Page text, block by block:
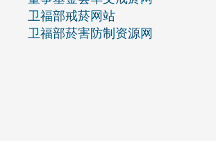
卫福部戒菸网站
卫福部菸害防制资源网